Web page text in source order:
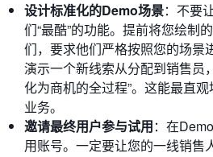
设计标准化的Demo场景：不要
们“最酷”的功能。提前将您绘制
们，要求他们严格按照您的场景
演示一个新线索从分配到销售员
化为商机的全过程”。这能最直
业务。
邀请最终用户参与试用：在
用账号。一定要让您的一线销售